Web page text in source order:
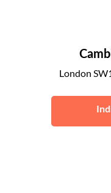
London